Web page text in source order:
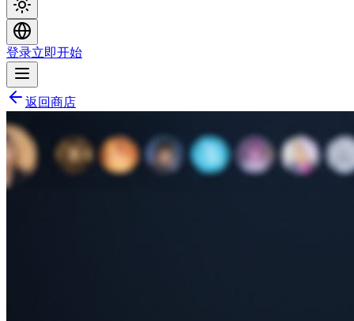
登录立即开始
返回商店